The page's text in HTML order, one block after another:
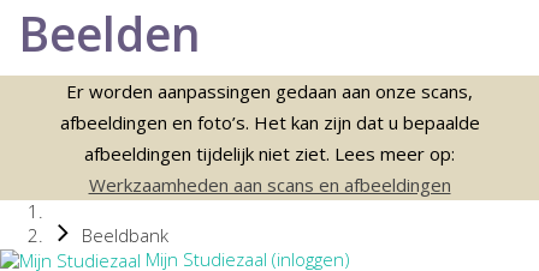
Beelden
Er worden aanpassingen gedaan aan onze scans,
afbeeldingen en foto’s. Het kan zijn dat u bepaalde
afbeeldingen tijdelijk niet ziet. Lees meer op:
Werkzaamheden aan scans en afbeeldingen
Beeldbank
Mijn Studiezaal (inloggen)